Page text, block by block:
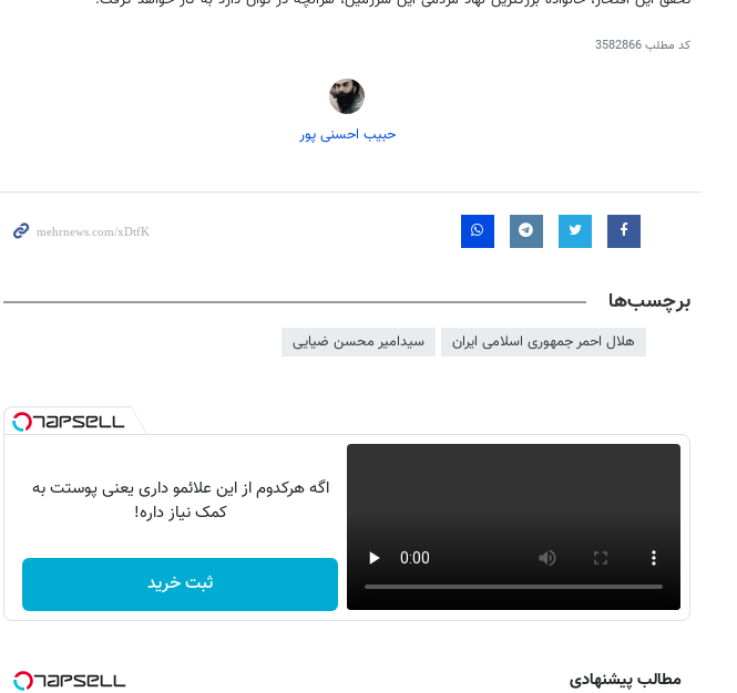
کد مطلب3582866
حبیب احسنی پور
برچسب‌ها
هلال احمر جمهوری اسلامی ایران سیدامیر محسن ضیایی
اگه هرکدوم از این علائمو داری یعنی پوستت به
کمک نیاز داره!
ثبت خرید
مطالب پیشنهادی
روزنامه‌های صبح یکشنبه ۱۸ مرداد ۱۴۰۵ روزنامه‌های ورزشی یکشنبه ۱۸ مرداد ۱۴۰۵